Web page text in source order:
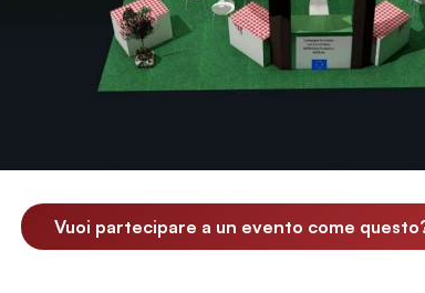
Vuoi partecipare a un evento come